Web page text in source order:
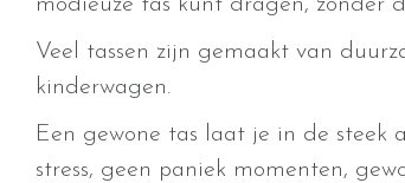
Veel tassen zijn gemaakt van
kinderwagen.
Een gewone tas laat je in de steek
stress, geen paniek momenten,